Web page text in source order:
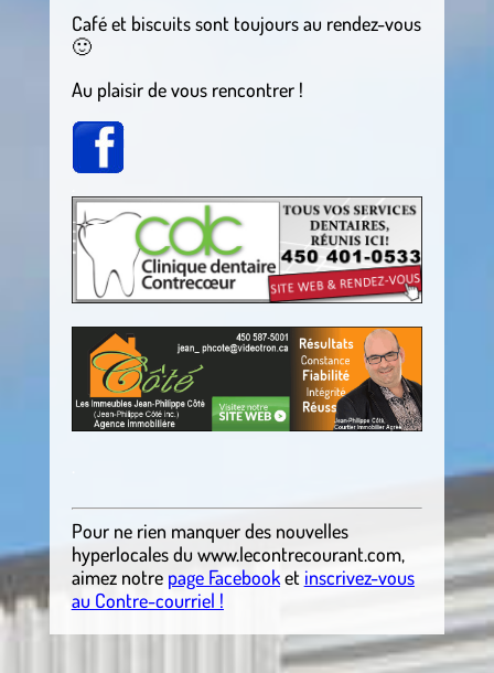
Café et biscuits sont toujours au rendez-vous
🙂
Au plaisir de vous rencontrer !
Pour ne rien manquer des nouvelles
hyperlocalesdu www.lecontrecourant.com,
aimez notre page Facebooket inscrivez-vous
au Contre-courriel !